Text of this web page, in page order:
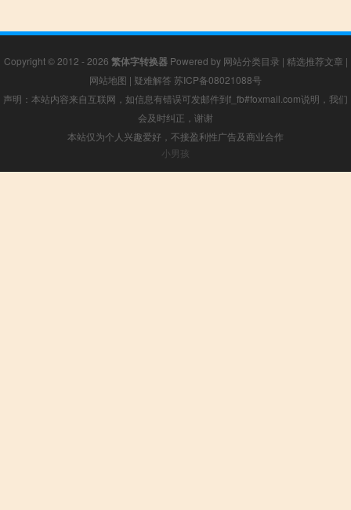
Copyright © 2012 - 2026 繁体字转换器Powered by 网站分类目录 | 精选推荐文章 |
网站地图 | 疑难解答 苏ICP备08021088号
声明：本站内容来自互联网，如信息有错误可发邮件到f_fb#foxmail.com说明，我们
会及时纠正，谢谢
本站仅为个人兴趣爱好，不接盈利性广告及商业合作
小男孩